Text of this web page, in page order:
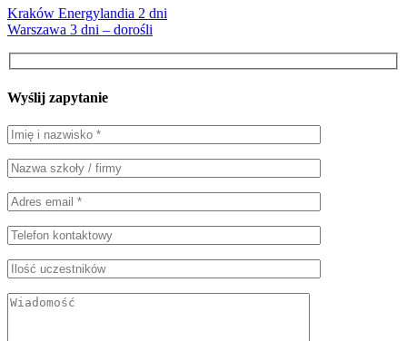
Kraków Energylandia 2 dni
Warszawa 3 dni – dorośli
Wyślij zapytanie